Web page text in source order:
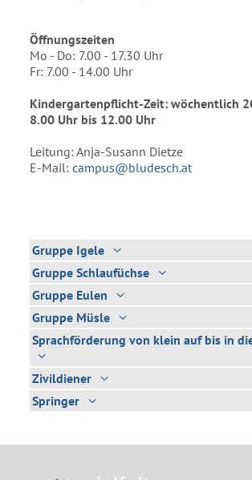
Öffnungszeiten
Mo - Do: 7.00 - 17.30 Uhr
Fr: 7.00 - 14.00 Uhr
Kindergartenpflicht-Zeit: wöchentlich
8.00 Uhr bis 12.00 Uhr
Leitung: Anja-Susann Dietze
E-Mail:campus@bludesch.at
Gruppe Igele
Gruppe Schlaufüchse
Gruppe Eulen
Gruppe Müsle
Sprachförderung von klein auf bis in
Zivildiener
Springer